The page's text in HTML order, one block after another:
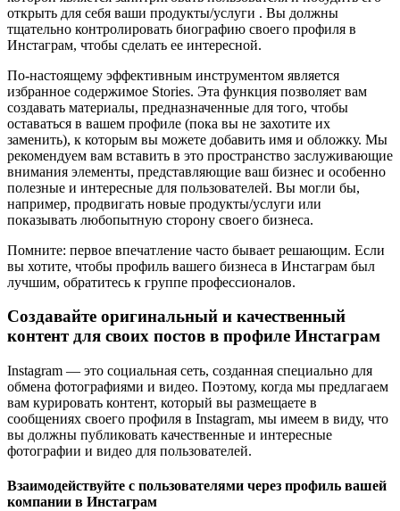
открыть для себя ваши продукты/услуги . Вы должны
тщательно контролировать биографию своего профиля в
Инстаграм, чтобы сделать ее интересной.
По-настоящему эффективным инструментом является
избранное содержимое Stories. Эта функция позволяет вам
создавать материалы, предназначенные для того, чтобы
оставаться в вашем профиле (пока вы не захотите их
заменить), к которым вы можете добавить имя и обложку. Мы
рекомендуем вам вставить в это пространство заслуживающие
внимания элементы, представляющие ваш бизнес и особенно
полезные и интересные для пользователей. Вы могли бы,
например, продвигать новые продукты/услуги или
показывать любопытную сторону своего бизнеса.
Помните: первое впечатление часто бывает решающим. Если
вы хотите, чтобы профиль вашего бизнеса в Инстаграм был
лучшим, обратитесь к группе профессионалов.
Создавайте оригинальный и качественный
контент для своих постов в профиле Инстаграм
Instagram — это социальная сеть, созданная специально для
обмена фотографиями и видео. Поэтому, когда мы предлагаем
вам курировать контент, который вы размещаете в
сообщениях своего профиля в Instagram, мы имеем в виду, что
вы должны публиковать качественные и интересные
фотографии и видео для пользователей.
Взаимодействуйте с пользователями через профиль вашей
компании в Инстаграм